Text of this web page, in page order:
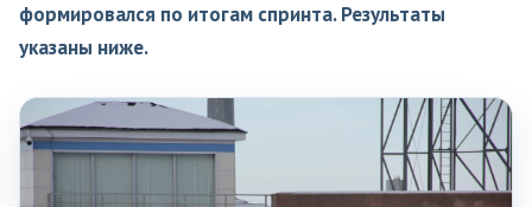
формировался по итогам спринта. Результаты
указаны ниже.